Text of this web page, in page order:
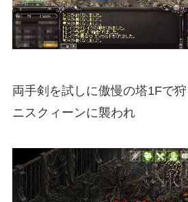
両手剣を試しに傲慢の塔1Fで
ニスクィーンに襲われ